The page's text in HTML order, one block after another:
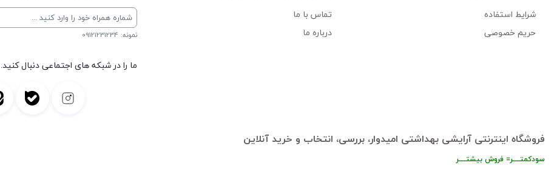
شرایط استفاده
حریم خصوصی
تماس با ما
درباره ما
نمونه: 09121231234
ما را در شبکه های اجتماعی دنبال کنید.
فروشگاه اینترنتی آرایشی بهداشتی امیدوار، بررسی، انتخاب و خرید آنلاین
سودکمتــــر= فروش بیشتــــر